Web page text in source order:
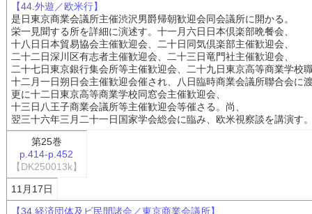
【44.外遊／欧米行】
是日東京商業会議所主催渋沢男爵帰朝歓迎会同会議所に開かる。
栄一見聞する所を詳細に演述す。十一月六日日本倶楽部晩餐会、
十八日日本貿易協会主催歓迎会、二十日同気倶楽部主催歓迎会、
二十二日深川区有志者主催歓迎会、二十三日竜門社主催歓迎会、
二十七日東京銀行集会所等主催歓迎会、二十九日東京高等商業学校
十二月一日朔日会主催歓迎会催され、八日臨時商業会議所聯合会に
更に十二日東京高等商業学校同窓会主催歓迎会、
十三日八王子商業会議所等主催歓迎会等催さる。尚、
翌三十六年三月二十一日国家学会総会に臨み、欧米視察談を講演す
第25巻
p.414-p.452
【DK250013k】
11月17日
【34.経済団体及ビ民間諸会／東京商業会議所】